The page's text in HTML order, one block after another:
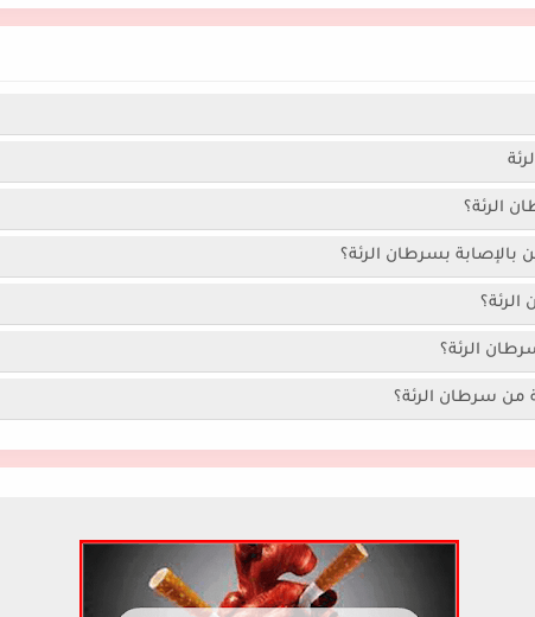
الرئة؟
بالإصابة بسرطان الرئة؟
الرئة؟
من سرطان الرئة؟